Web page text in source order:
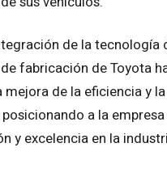
de la tecnología
fabricación de Toyota
de la eficiencia y
a la
y excelencia en la